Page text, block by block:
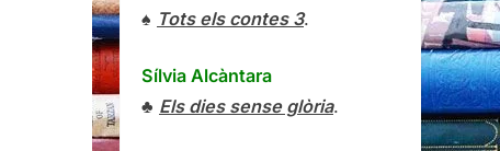
♠ Tots els contes 3.
Sílvia Alcàntara
♣ Els dies sense glòria.